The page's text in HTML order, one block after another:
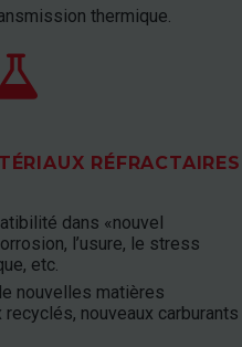
thermique.
RÉFRACTAIRES
dans «nouvel
l’usure, le stress
etc.
nouvelles matières
nouveaux carburants